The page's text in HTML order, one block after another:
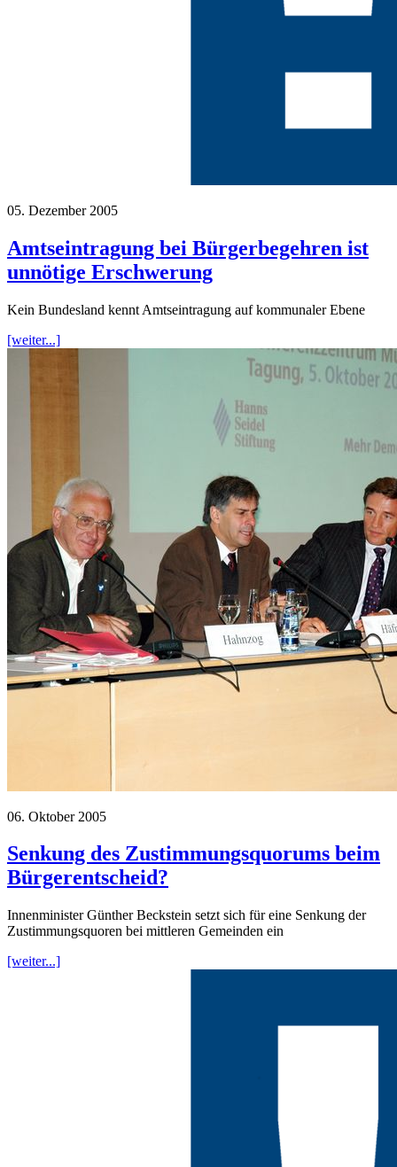
05. Dezember 2005
Amtseintragung bei Bürgerbegehren ist
unnötige Erschwerung
Kein Bundesland kennt Amtseintragung auf kommunaler Ebene
[weiter...]
06. Oktober 2005
Senkung des Zustimmungsquorums beim
Bürgerentscheid?
Innenminister Günther Beckstein setzt sich für eine Senkung der
Zustimmungsquoren bei mittleren Gemeinden ein
[weiter...]